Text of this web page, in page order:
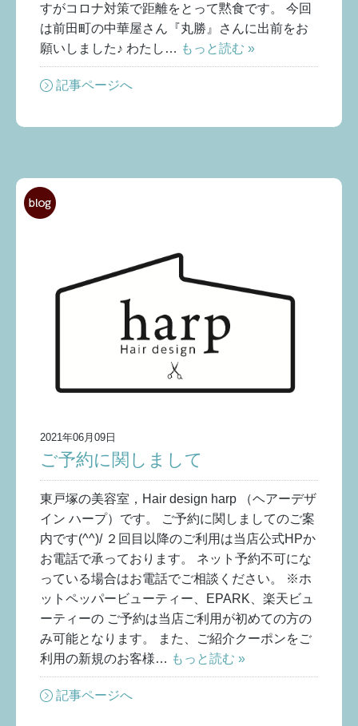
すがコロナ対策で距離をとって黙食です。 今回
は前田町の中華屋さん『丸勝』さんに出前をお
願いしました♪ わたし… もっと読む »
記事ページへ
2021年06月09日
ご予約に関しまして
東戸塚の美容室，Hair design harp （ヘアーデザ
イン ハープ）です。 ご予約に関しましてのご案
内です(^^)/ ２回目以降のご利用は当店公式HPか
お電話で承っております。 ネット予約不可にな
っている場合はお電話でご相談ください。 ※ホ
ットペッパービューティー、EPARK、楽天ビュ
ーティーの ご予約は当店ご利用が初めての方の
み可能となります。 また、ご紹介クーポンをご
利用の新規のお客様… もっと読む »
記事ページへ